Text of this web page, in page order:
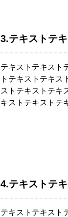
3.テキストテ
テキストテキスト
トテキストテキス
ストテキストテキ
キストテキストテ
4.テキストテ
テキストテキスト